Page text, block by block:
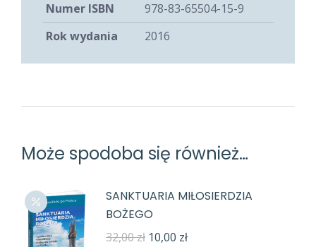
Numer ISBN
978-83-65504-15-9
Rok wydania
2016
Może spodoba się również…
SANKTUARIA MIŁOSIERDZIA
BOŻEGO
32,00zł Pierwotna
10,00 złAktualna